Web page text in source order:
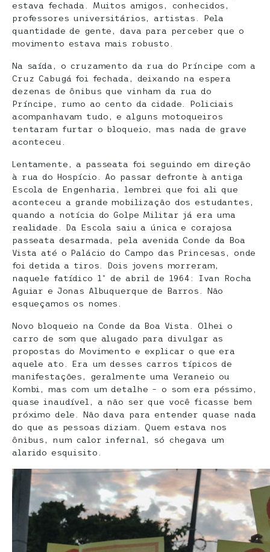
estava fechada. Muitos amigos, conhecidos,
professores universitários, artistas. Pela
quantidade de gente, dava para perceber que o
movimento estava mais robusto.
Na saída, o cruzamento da rua do Príncipe com a
Cruz Cabugá foi fechada, deixando na espera
dezenas de ônibus que vinham da rua do
Príncipe, rumo ao cento da cidade. Policiais
acompanhavam tudo, e alguns motoqueiros
tentaram furtar o bloqueio, mas nada de grave
aconteceu.
Lentamente, a passeata foi seguindo em direção
à rua do Hospício. Ao passar defronte à antiga
Escola de Engenharia, lembrei que foi ali que
aconteceu a grande mobilização dos estudantes,
quando a notícia do Golpe Militar já era uma
realidade. Da Escola saiu a única e corajosa
passeata desarmada, pela avenida Conde da Boa
Vista até o Palácio do Campo das Princesas, onde
foi detida a tiros. Dois jovens morreram,
naquele fatídico 1º de abril de 1964: Ivan Rocha
Aguiar e Jonas Albuquerque de Barros. Não
esqueçamos os nomes.
Novo bloqueio na Conde da Boa Vista. Olhei o
carro de som que alugado para divulgar as
propostas do Movimento e explicar o que era
aquele ato. Era um desses carros típicos de
manifestações, geralmente uma Veraneio ou
Kombi, mas com um detalhe – o som era péssimo,
quase inaudível, a não ser que você ficasse bem
próximo dele. Não dava para entender quase nada
do que as pessoas diziam. Quem estava nos
ônibus, num calor infernal, só chegava um
alarido esquisito.